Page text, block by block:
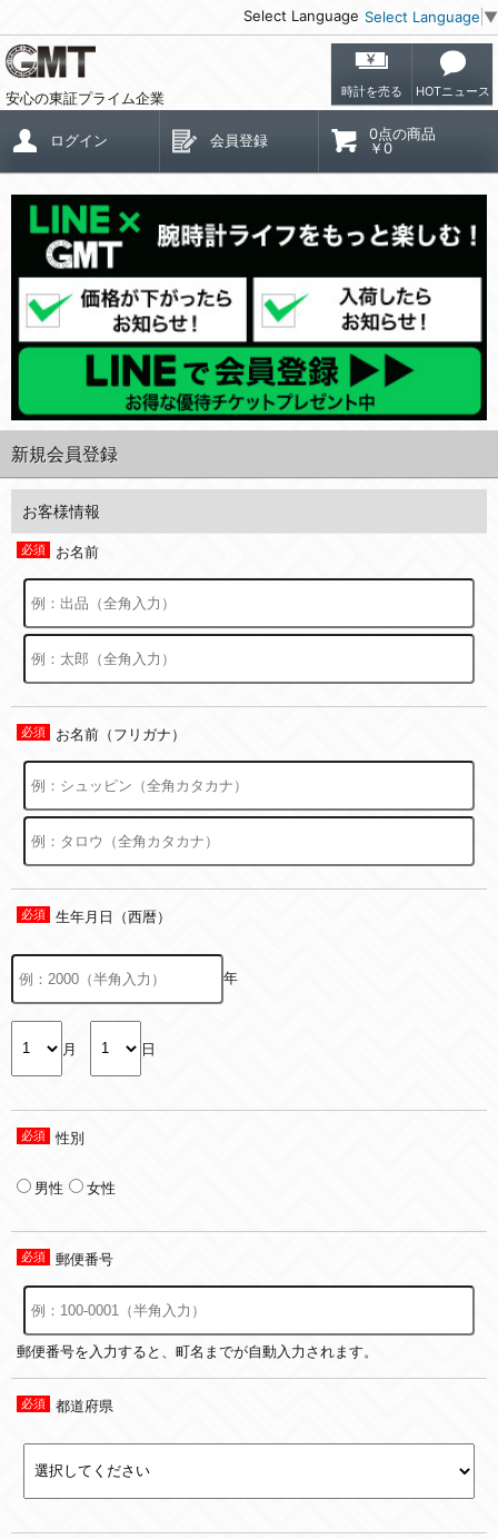
Select Language Select Language ▼
安心の東証プライム企業 時計を売る HOTニュース
ログイン 会員登録
0点の商品
￥0
新規会員登録
お客様情報
お名前
お名前（フリガナ）
生年月日（西暦）
年
月 日
性別
男性 女性
郵便番号
郵便番号を入力すると、町名までが自動入力されます。
都道府県